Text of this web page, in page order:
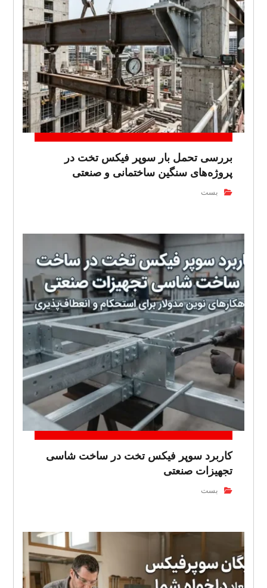
بررسی تحمل بار سوپر فیکس تخت در
پروژه‌های سنگین ساختمانی و صنعتی
بست
کاربرد سوپر فیکس تخت در ساخت شاسی
تجهیزات صنعتی
بست